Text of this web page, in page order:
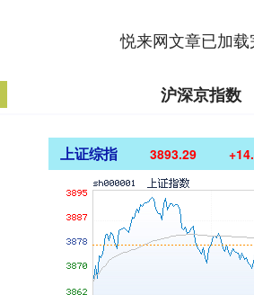
悦来网文章已加
沪深京指数
上证综指 3893.06